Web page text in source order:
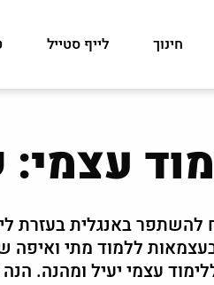
חינוך לייף סטייל
להשתפר באנגלית בעזרת
ללמוד מתי
הנה 3 שיטות שיהפכו את לימודי האנגלית